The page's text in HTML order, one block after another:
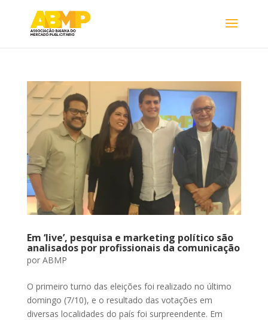
Em ‘live’, pesquisa e marketing político são
analisados por profissionais da comunicação
por ABMP
O primeiro turno das eleições foi realizado no último
domingo (7/10), e o resultado das votações em
diversas localidades do país foi surpreendente. Em